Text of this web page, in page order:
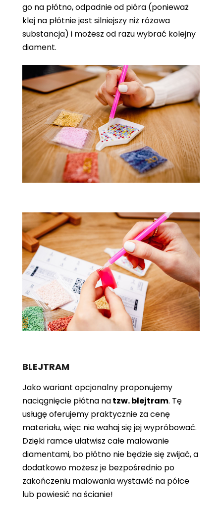
go na płótno, odpadnie od pióra (ponieważ
klej na płótnie jest silniejszy niż różowa
substancja) i możesz od razu wybrać kolejny
diament.
BLEJTRAM
Jako wariant opcjonalny proponujemy
naciągnięcie płótna natzw. blejtram. Tę
usługę oferujemy praktycznie za cenę
materiału, więc nie wahaj się jej wypróbować.
Dzięki ramce ułatwisz całe malowanie
diamentami, bo płótno nie będzie się zwijać, a
dodatkowo możesz je bezpośrednio po
zakończeniu malowania wystawić na półce
lub powiesić na ścianie!